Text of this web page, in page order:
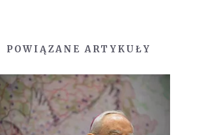
POWIĄZANE ARTYKUŁY